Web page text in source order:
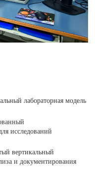
лабораторная модель
исследований
вертикальный
и документирования